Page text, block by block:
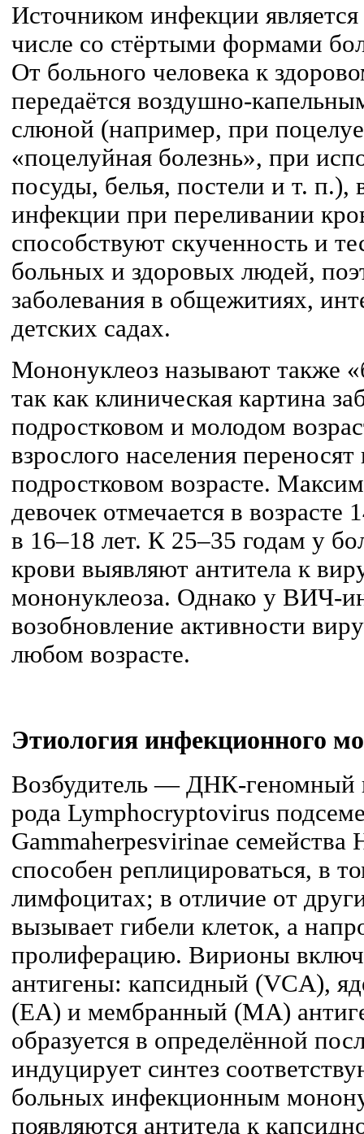
Источником инфекции
числе со стёртыми формами
От больного человека к
передаётся воздушно-
слюной (например, при
«поцелуйная болезнь», при
посуды, белья, постели и т. п.),
инфекции при переливании
способствуют скученность и
больных и здоровых людей,
заболевания в общежитиях,
детских садах.
Мононуклеоз называют также
так как клиническая картина
подростковом и молодом
взрослого населения
подростковом возрасте.
девочек отмечается в
в 16–18 лет. К 25–35 годам у
крови выявляют антитела к
мононуклеоза. Однако у ВИЧ-
возобновление активности
любом возрасте.
Этиология инфекционного
Возбудитель — ДНК-
рода Lymphocryptovirus
Gammaherpesvirinae семейства
способен реплицироваться, в
лимфоцитах; в отличие от
вызывает гибели клеток, а
пролиферацию. Вирионы
антигены: капсидный (VCA),
(ЕА) и мембранный (МА)
образуется в определённой
индуцирует синтез
больных инфекционным
появляются антитела к